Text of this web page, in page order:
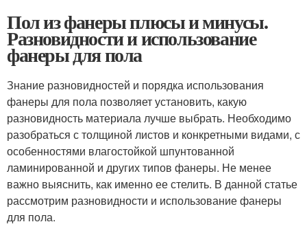
Пол из фанеры плюсы и минусы.
Разновидности и использование
фанеры для пола
Знание разновидностей и порядка использования
фанеры для пола позволяет установить, какую
разновидность материала лучше выбрать. Необходимо
разобраться с толщиной листов и конкретными видами, с
особенностями влагостойкой шпунтованной
ламинированной и других типов фанеры. Не менее
важно выяснить, как именно ее стелить. В данной статье
рассмотрим разновидности и использование фанеры
для пола.